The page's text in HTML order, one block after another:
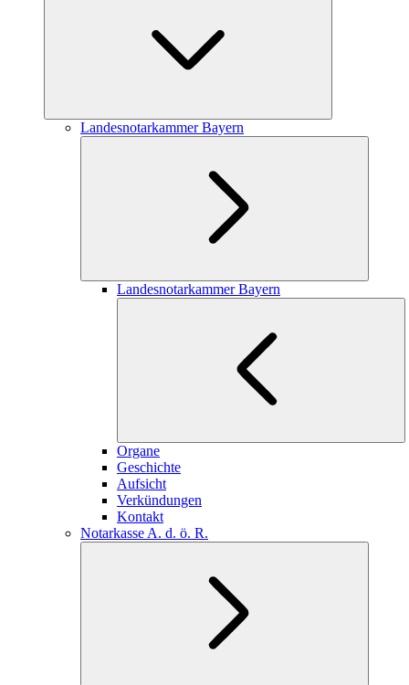
Landesnotarkammer Bayern
Landesnotarkammer Bayern
Organe
Geschichte
Aufsicht
Verkündungen
Kontakt
Notarkasse A. d. ö. R.